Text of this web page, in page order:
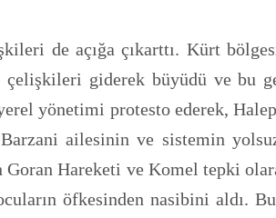
de açığa çıkarttı. Kürt
çelişkileri giderek büyüdü ve bu
yönetimi protesto ederek,
Barzani ailesinin ve sistemin
Goran Hareketi ve Komel tepki
öfkesinden nasibini aldı.